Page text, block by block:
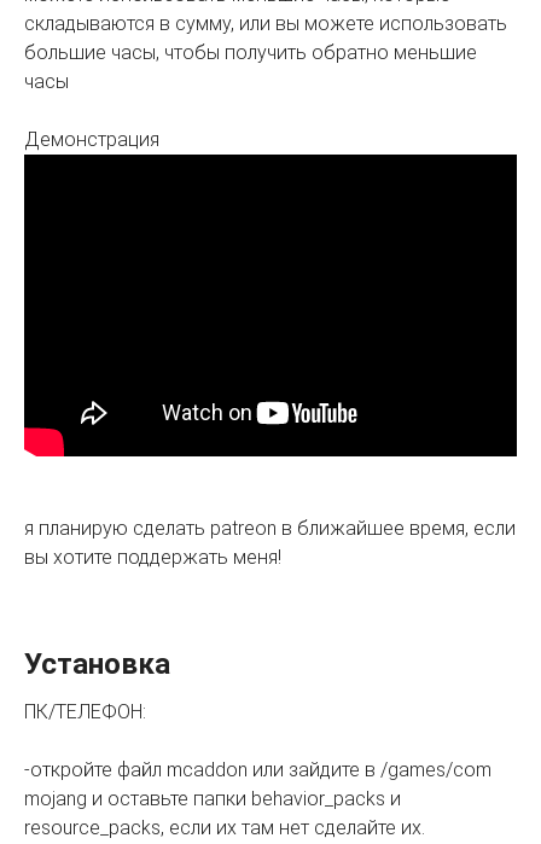
складываются в сумму, или вы можете использовать
большие часы, чтобы получить обратно меньшие
часы
Демонстрация
я планирую сделать patreon в ближайшее время, если
вы хотите поддержать меня!
Установка
ПК/ТЕЛЕФОН:
-откройте файл mcaddon или зайдите в /games/com
mojang и оставьте папки behavior_packs и
resource_packs, если их там нет сделайте их.